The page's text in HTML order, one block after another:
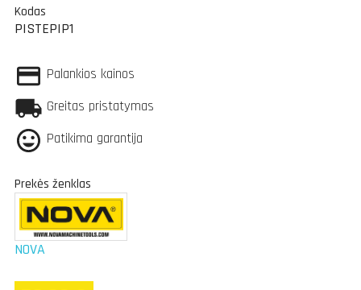
Kodas
PISTEPIP1
Palankios kainos
Greitas pristatymas
Patikima garantija
Prekės ženklas
NOVA